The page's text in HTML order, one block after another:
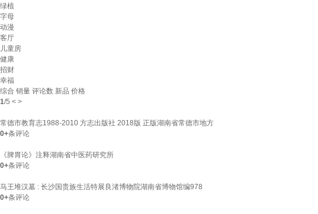
绿植
字母
动漫
客厅
儿童房
健康
招财
幸福
综合 销量 评论数 新品 价格
1/5 < >
常德市教育志1988-2010 方志出版社 2018版 正版湖南省常德市地方
0+条评论
《脾胃论》注释湖南省中医药研究所
0+条评论
马王堆汉墓 : 长沙国贵族生活特展良渚博物院湖南省博物馆编978
0+条评论